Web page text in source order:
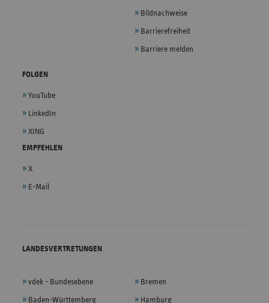
Bildnachweise
Barrierefreiheit
Barriere melden
FOLGEN
YouTube
LinkedIn
XING
EMPFEHLEN
X
E-Mail
LANDESVERTRETUNGEN
vdek - Bundesebene
Baden-Württemberg
Bremen
Hamburg